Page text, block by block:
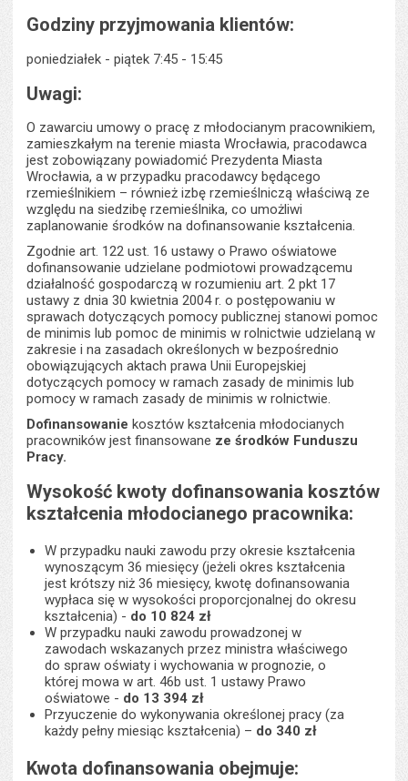
Godziny przyjmowania klientów:
poniedziałek - piątek 7:45 - 15:45
Uwagi:
O zawarciu umowy o pracę z młodocianym pracownikiem,
zamieszkałym na terenie miasta Wrocławia, pracodawca
jest zobowiązany powiadomić Prezydenta Miasta
Wrocławia, a w przypadku pracodawcy będącego
rzemieślnikiem – również izbę rzemieślniczą właściwą ze
względu na siedzibę rzemieślnika, co umożliwi
zaplanowanie środków na dofinansowanie kształcenia.
Zgodnie art. 122 ust. 16 ustawy o Prawo oświatowe
dofinansowanie udzielane podmiotowi prowadzącemu
działalność gospodarczą w rozumieniu art. 2 pkt 17
ustawy z dnia 30 kwietnia 2004 r. o postępowaniu w
sprawach dotyczących pomocy publicznej stanowi pomoc
de minimis lub pomoc de minimis w rolnictwie udzielaną w
zakresie i na zasadach określonych w bezpośrednio
obowiązujących aktach prawa Unii Europejskiej
dotyczących pomocy w ramach zasady de minimis lub
pomocy w ramach zasady de minimis w rolnictwie.
Dofinansowanie kosztów kształcenia młodocianych
pracowników jest finansowane ze środków Funduszu
Pracy.
Wysokość kwoty dofinansowania kosztów
kształcenia młodocianego pracownika:
W przypadku nauki zawodu przy okresie kształcenia
wynoszącym 36 miesięcy (jeżeli okres kształcenia
jest krótszy niż 36 miesięcy, kwotę dofinansowania
wypłaca się w wysokości proporcjonalnej do okresu
kształcenia) - do 10 824 zł
W przypadku nauki zawodu prowadzonej w
zawodach wskazanych przez ministra właściwego
do spraw oświaty i wychowania w prognozie, o
której mowa w art. 46b ust. 1 ustawy Prawo
oświatowe - do 13 394 zł
Przyuczenie do wykonywania określonej pracy (za
każdy pełny miesiąc kształcenia) – do 340 zł
Kwota dofinansowania obejmuje: